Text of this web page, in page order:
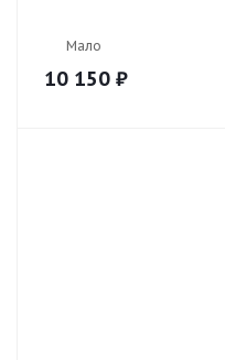
Мало
10 150 ₽